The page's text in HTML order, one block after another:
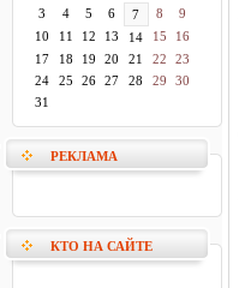
3
4 5 6 7 8
9
10
11 12 13 14 15
16
17
18 19 20 21 22
23
24
25 26 27 28 29
30
31
РЕКЛАМА
КТО НА САЙТЕ